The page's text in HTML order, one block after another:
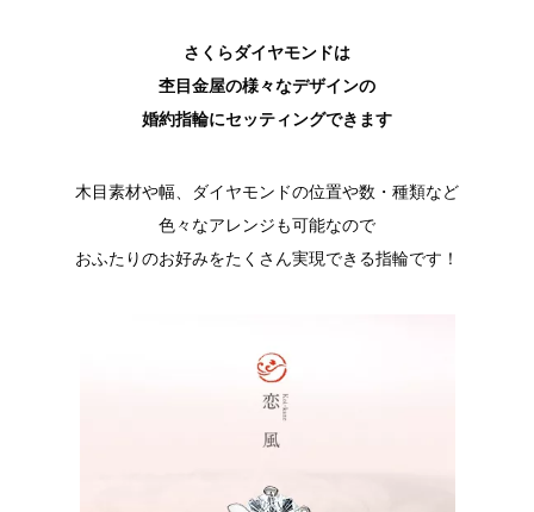
さくらダイヤモンドは
杢目金屋の様々なデザインの
婚約指輪にセッティングできます
木目素材や幅、ダイヤモンドの位置や数・種類など
色々なアレンジも可能なので
おふたりのお好みをたくさん実現できる指輪です！